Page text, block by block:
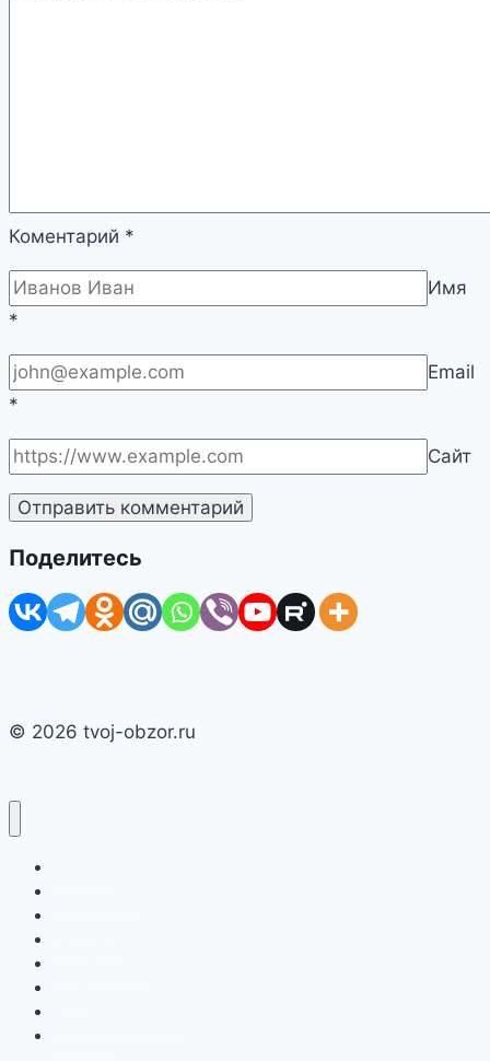
Коментарий *
Имя
*
Email
*
Сайт
Поделитесь
© 2026 tvoj-obzor.ru